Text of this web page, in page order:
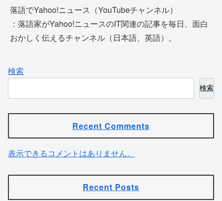
落語でYahoo!ニュース（YouTubeチャンネル）
：落語家がYahoo!ニュースのIT関連の記事を毎日、面白
おかしく伝えるチャンネル（日本語、英語）。
検索
検索
Recent Comments
表示できるコメントはありません。
Recent Posts